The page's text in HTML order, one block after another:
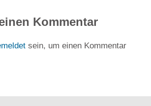
Kommentar
sein, um einen Kommentar